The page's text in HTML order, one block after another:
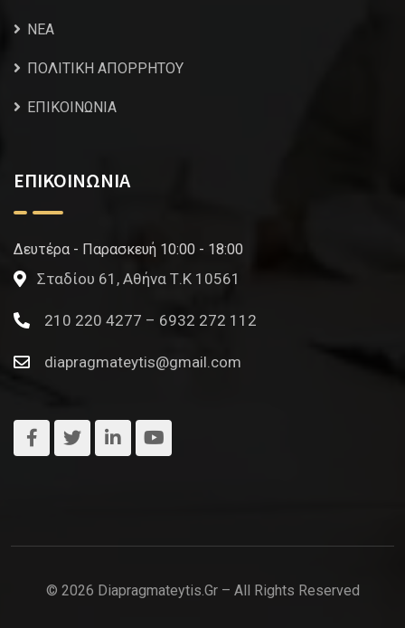
NEA
ΠΟΛΙΤΙΚΗ ΑΠΟΡΡΗΤΟΥ
ΕΠΙΚΟΙΝΩΝΙΑ
ΕΠΙΚΟΙΝΩΝΙΑ
Δευτέρα - Παρασκευή 10:00 - 18:00
Σταδίου 61, Αθήνα Τ.Κ 10561
210 220 4277 – 6932 272 112
diapragmateytis@gmail.com
© 2026 Diapragmateytis.gr – All Rights Reserved